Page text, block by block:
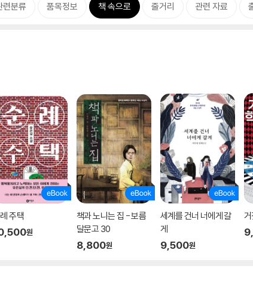
련분류 품목정보 책 속으로 줄거리 관련 자료
주택
원
책과 노니는 집 - 보름
달문고 30
8,800원
세계를 건너 너에게 갈
게
9,500원